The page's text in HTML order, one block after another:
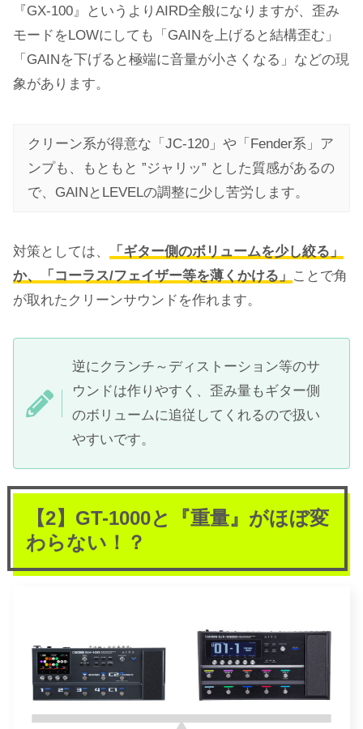
『GX-100』というよりAIRD全般になりますが、歪み
モードをLOWにしても「GAINを上げると結構歪む」
「GAINを下げると極端に音量が小さくなる」などの現
象があります。
クリーン系が得意な「JC-120」や「Fender系」ア
ンプも、もともと ”ジャリッ” とした質感があるの
で、GAINとLEVELの調整に少し苦労します。
対策としては、
「ギター側のボリュームを少し絞る」
か、「コーラス/フェイザー等を薄くかける」 ことで角
が取れたクリーンサウンドを作れます。
逆にクランチ～ディストーション等のサ
ウンドは作りやすく、歪み量もギター側
のボリュームに追従してくれるので扱い
やすいです。
【2】GT-1000と『重量』がほぼ変
わらない！？